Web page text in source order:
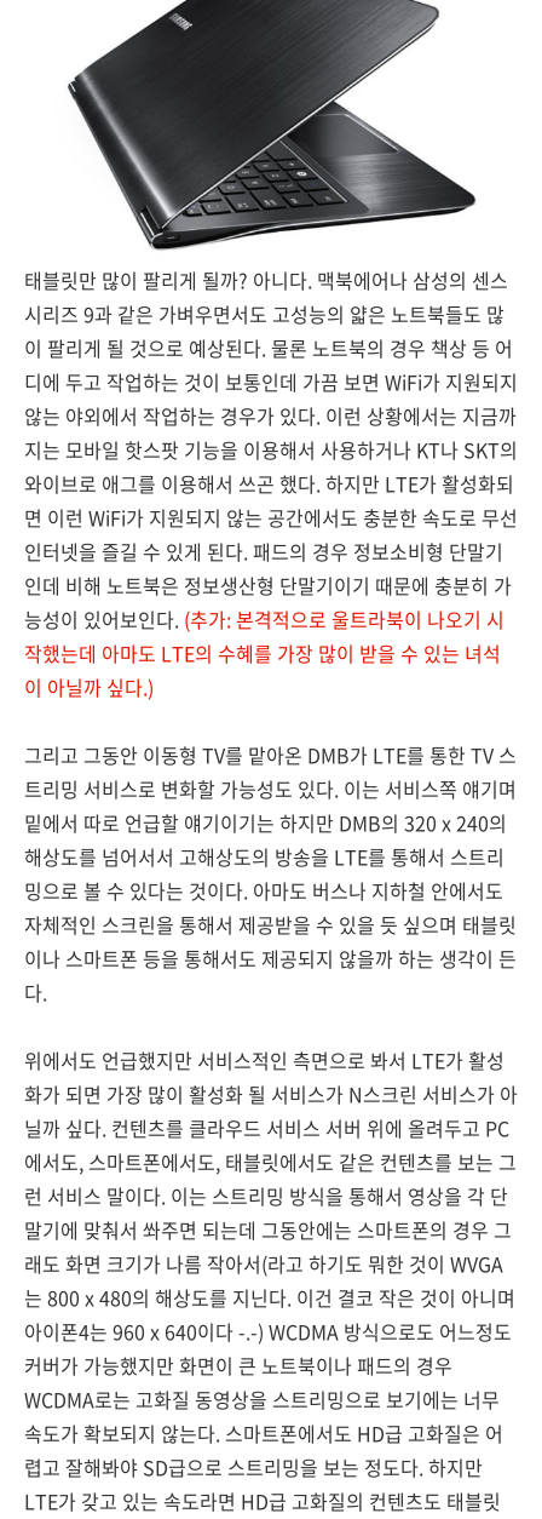
태블릿만 많이 팔리게 될까? 아니다. 맥북에어나 삼성의 센스
시리즈 9과 같은 가벼우면서도 고성능의 얇은 노트북들도 많
이 팔리게 될 것으로 예상된다. 물론 노트북의 경우 책상 등 어
디에 두고 작업하는 것이 보통인데 가끔 보면 WiFi가 지원되지
않는 야외에서 작업하는 경우가 있다. 이런 상황에서는 지금까
지는 모바일 핫스팟 기능을 이용해서 사용하거나 KT나 SKT의
와이브로 애그를 이용해서 쓰곤 했다. 하지만 LTE가 활성화되
면 이런 WiFi가 지원되지 않는 공간에서도 충분한 속도로 무선
인터넷을 즐길 수 있게 된다. 패드의 경우 정보소비형 단말기
인데 비해 노트북은 정보생산형 단말기이기 때문에 충분히 가
능성이 있어보인다. (추가: 본격적으로 울트라북이 나오기 시
작했는데 아마도 LTE의 수혜를 가장 많이 받을 수 있는 녀석
이 아닐까 싶다.)
그리고 그동안 이동형 TV를 맡아온 DMB가 LTE를 통한 TV 스
트리밍 서비스로 변화할 가능성도 있다. 이는 서비스쪽 얘기며
밑에서 따로 언급할 얘기이기는 하지만 DMB의 320 x 240의
해상도를 넘어서서 고해상도의 방송을 LTE를 통해서 스트리
밍으로 볼 수 있다는 것이다. 아마도 버스나 지하철 안에서도
자체적인 스크린을 통해서 제공받을 수 있을 듯 싶으며 태블릿
이나 스마트폰 등을 통해서도 제공되지 않을까 하는 생각이 든
다.
위에서도 언급했지만 서비스적인 측면으로 봐서 LTE가 활성
화가 되면 가장 많이 활성화 될 서비스가 N스크린 서비스가 아
닐까 싶다. 컨텐츠를 클라우드 서비스 서버 위에 올려두고 PC
에서도, 스마트폰에서도, 태블릿에서도 같은 컨텐츠를 보는 그
런 서비스 말이다. 이는 스트리밍 방식을 통해서 영상을 각 단
말기에 맞춰서 쏴주면 되는데 그동안에는 스마트폰의 경우 그
래도 화면 크기가 나름 작아서(라고 하기도 뭐한 것이 WVGA
는 800 x 480의 해상도를 지닌다. 이건 결코 작은 것이 아니며
아이폰4는 960 x 640이다 -.-) WCDMA 방식으로도 어느정도
커버가 가능했지만 화면이 큰 노트북이나 패드의 경우
WCDMA로는 고화질 동영상을 스트리밍으로 보기에는 너무
속도가 확보되지 않는다. 스마트폰에서도 HD급 고화질은 어
렵고 잘해봐야 SD급으로 스트리밍을 보는 정도다. 하지만
LTE가 갖고 있는 속도라면 HD급 고화질의 컨텐츠도 태블릿